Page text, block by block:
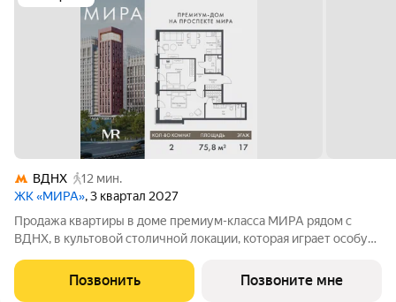
ВДНХ
12 мин.
ЖК «МИРА», 3 квартал 2027
Продажа квартиры в доме премиум-класса МИРА рядом с
ВДНХ, в культовой столичной локации, которая играет особую
квартира площадью 75.75 м расположена в корпусе 2, на 17
этаже 23 этажного дома.
Позвонить Позвоните мне